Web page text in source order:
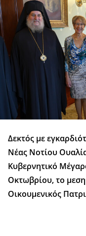
Δεκτός με
Νέας Νοτίου
Κυβερνητικό
Οκτωβρίου, το
Οικουμενικός